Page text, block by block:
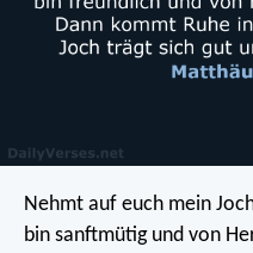
Nehmt auf euch mein
bin sanftmütig und von